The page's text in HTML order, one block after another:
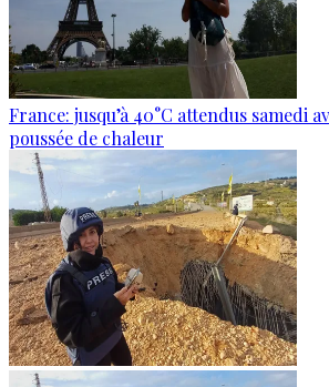
France: jusqu’à 40°C attendus samedi
poussée de chaleur